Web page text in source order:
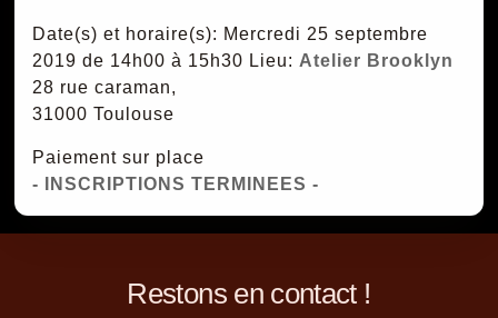
Date(s) et horaire(s): Mercredi 25 septembre
2019 de 14h00 à 15h30 Lieu: Atelier Brooklyn
28 rue caraman,
31000 Toulouse
Paiement sur place
- INSCRIPTIONS TERMINEES -
Restons en contact !